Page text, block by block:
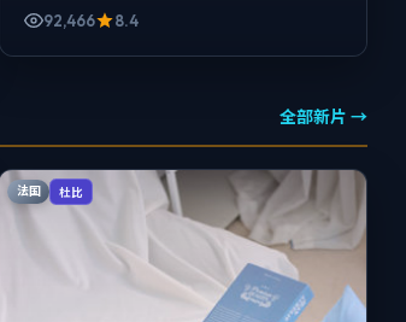
92,466 8.4
全部新片 →
法国 杜比